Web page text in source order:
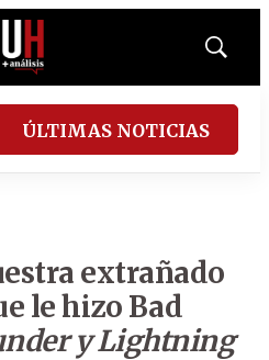
Mostrar
ÚLTIMAS NOTICIAS
extrañado
le hizo Bad
y Lightning